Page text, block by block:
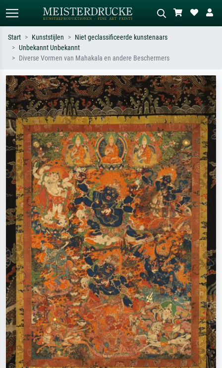
Standaard zoeken AI-beeldzoeker
Monet, Sterrennacht, impressionisme,
Hokusai-golf, naakt.
weide, abstract met veel rood, donker
olieverfschilderij, staand naakt naast
een boom.
Start Kunststijlen
Niet geclassificeerde kunstenaars
Unbekannt Unbekannt
Diverse Vormen van Mahakala en andere Beschermers